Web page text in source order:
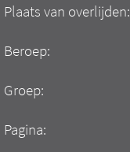
Plaats van overlijden:
Beroep:
Groep:
Pagina: